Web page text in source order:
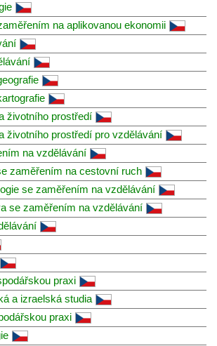
na aplikovanou ekonomii
životního prostředí
životního prostředí pro vzdělávání
na vzdělávání
zaměřením na cestovní ruch
se zaměřením na vzdělávání
se zaměřením na vzdělávání
praxi
a izraelská studia
praxi